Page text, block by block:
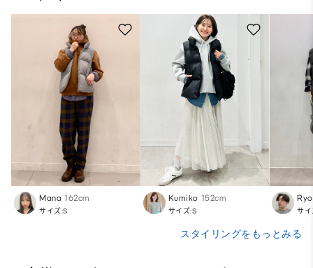
Mana 162cm
サイズ:S
Kumiko 152cm
サイズ:S サ
スタイリングをもっとみる